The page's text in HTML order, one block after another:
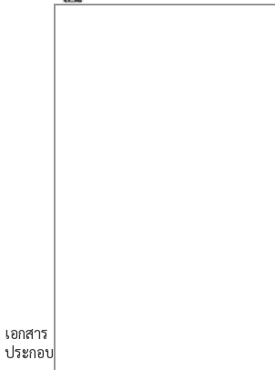
เอกสาร
ประกอบ